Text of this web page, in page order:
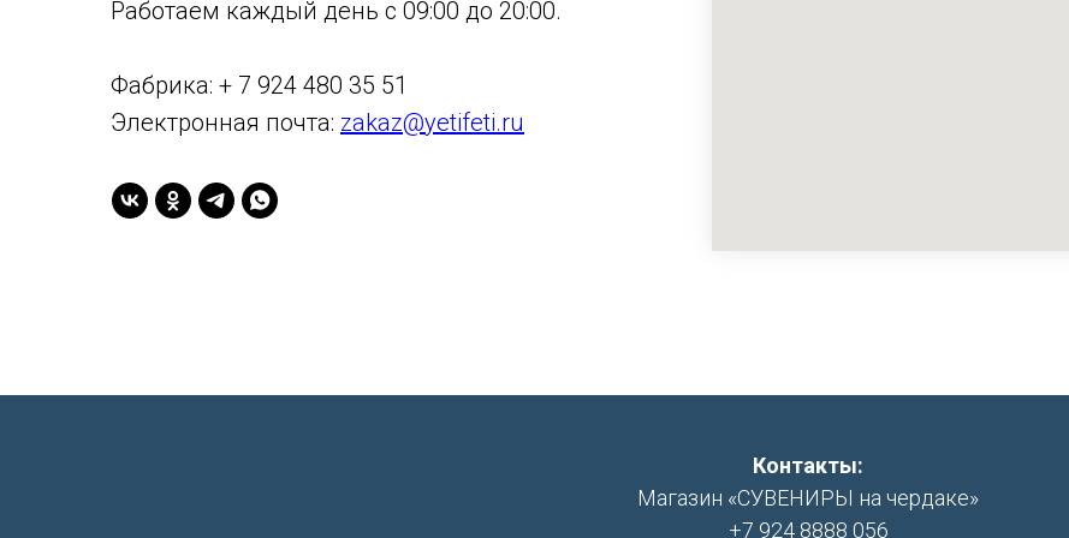
Работаем каждый день с 09:00 до 20:00.
Фабрика: + 7 924 480 35 51
Электронная почта: zakaz@yetifeti.ru
Контакты:
Магазин «СУВЕНИРЫ на чердаке»
+7 924 8888 056